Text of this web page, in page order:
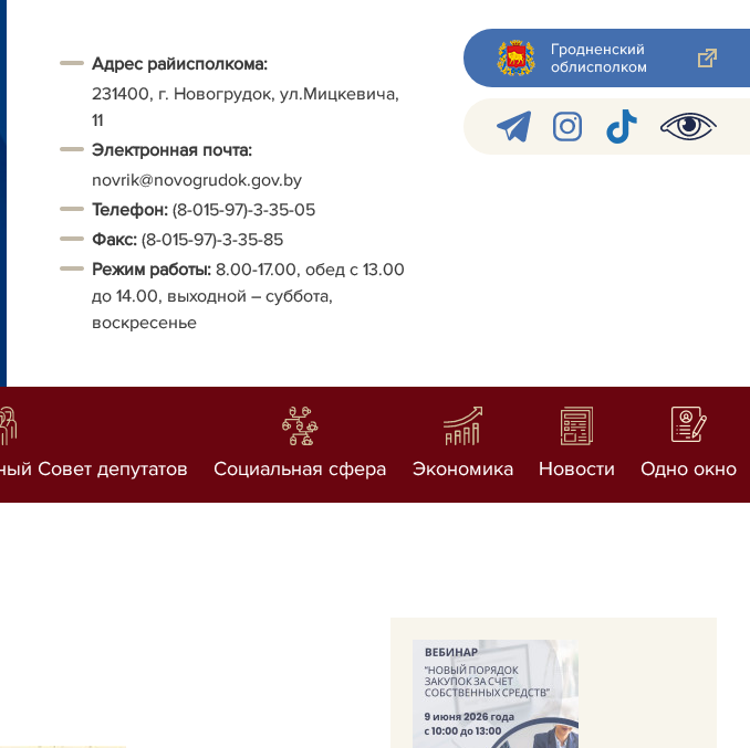
Адрес райисполкома:
231400, г. Новогрудок, ул.Мицкевича,
11
Электронная почта:
novrik@novogrudok.gov.by
Телефон: (8-015-97)-3-35-05
Факс: (8-015-97)-3-35-85
Режим работы: 8.00-17.00, обед с 13.00
до 14.00, выходной – суббота,
воскресенье
Гродненский
облисполком
Совет депутатов Социальная сфера Экономика Новости Одно окно